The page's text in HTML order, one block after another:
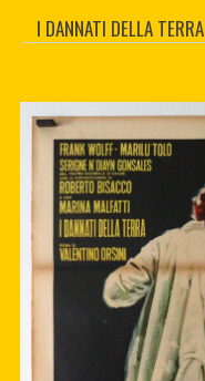
I DANNATI DELLA TERRA